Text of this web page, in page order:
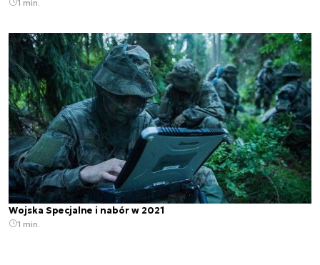
1 min.
Wojska Specjalne i nabór w 2021
1 min.